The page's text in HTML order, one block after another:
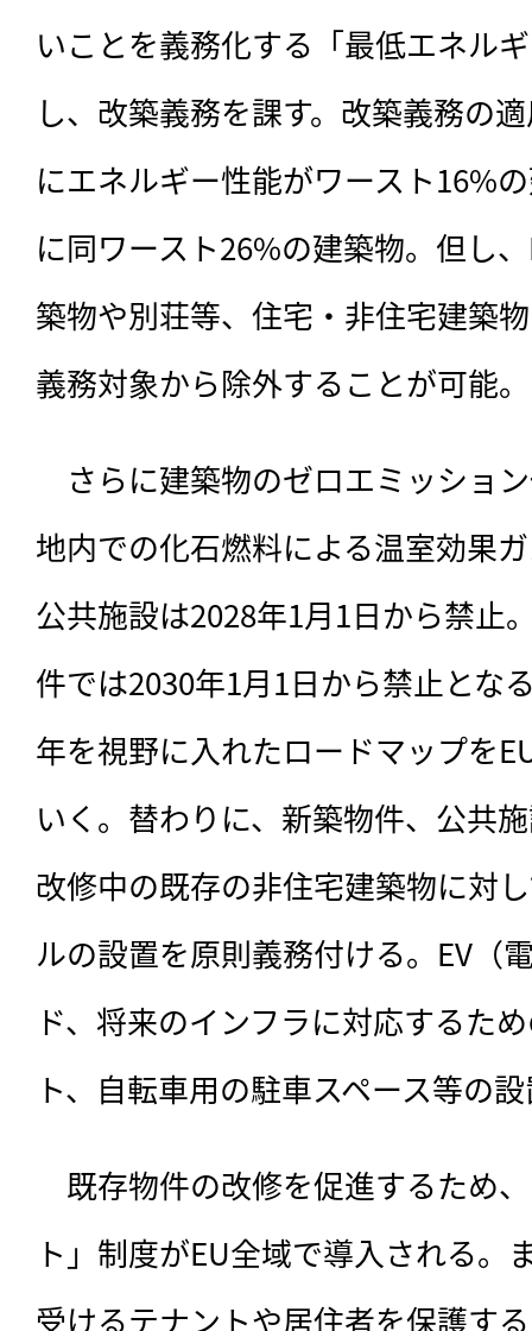
いことを義務化する「最低エネル
し、改築義務を課す。改築義務の
にエネルギー性能がワースト16%
に同ワースト26%の建築物。但し
築物や別荘等、住宅・非住宅建築
義務対象から除外することが可能。
さらに建築物のゼロエミッショ
地内での化石燃料による温室効果
公共施設は2028年1月1日から禁止
件では2030年1月1日から禁止とな
年を視野に入れたロードマップを
いく。替わりに、新築物件、公共
改修中の既存の非住宅建築物に対
ルの設置を原則義務付ける。EV（
ド、将来のインフラに対応するた
ト、自転車用の駐車スペース等の
既存物件の改修を促進するため
ト」制度がEU全域で導入される。
受けるテナントや居住者を保護す